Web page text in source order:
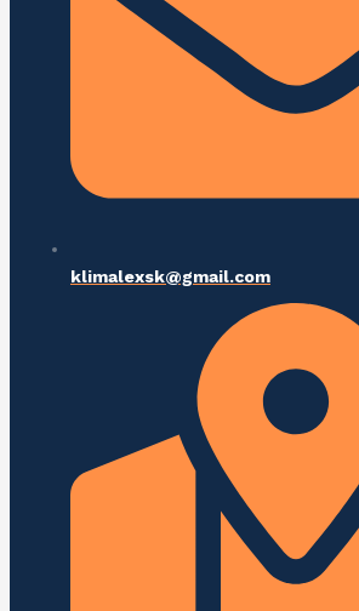
klimalexsk@gmail.com